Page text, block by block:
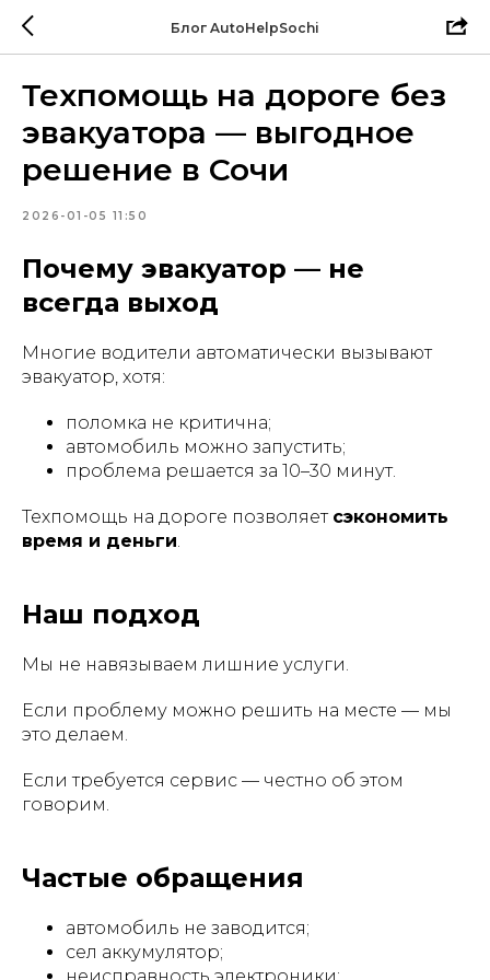
Блог AutoHelpSochi
Техпомощь на дороге без
эвакуатора — выгодное
решение в Сочи
2026-01-05 11:50
Почему эвакуатор — не
всегда выход
Многие водители автоматически вызывают
эвакуатор, хотя:
поломка не критична;
автомобиль можно запустить;
проблема решается за 10–30 минут.
Техпомощь на дороге позволяет сэкономить
время и деньги.
Наш подход
Мы не навязываем лишние услуги.
Если проблему можно решить на месте — мы
это делаем.
Если требуется сервис — честно об этом
говорим.
Частые обращения
автомобиль не заводится;
сел аккумулятор;